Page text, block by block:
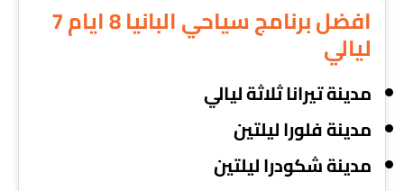
افضل برنامج سياحي البانيا 8 ايام 7
ليالي
مدينة تيرانا ثلاثة ليالي
مدينة فلورا ليلتين
مدينة شكودراليلتين